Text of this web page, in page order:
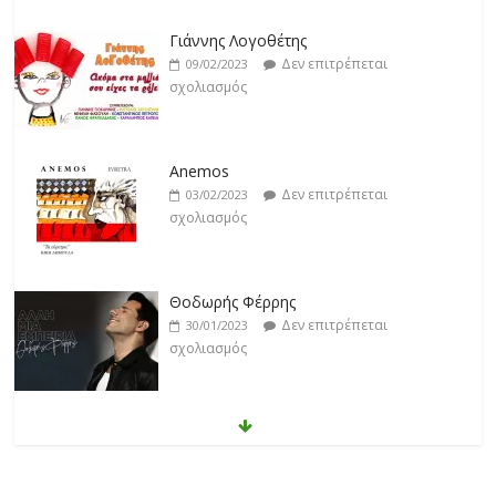
Anemos
03/02/2023
Δεν επιτρέπεται
σχολιασμός
Θοδωρής Φέρρης
30/01/2023
Δεν επιτρέπεται
σχολιασμός
Νίκος Ζιώγαλας
27/01/2023
Δεν επιτρέπεται
σχολιασμός
Απόστολος Ρίζος